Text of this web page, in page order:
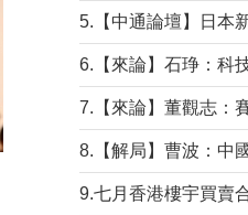
7.【來論】董觀志：
9.七月香港樓宇買賣